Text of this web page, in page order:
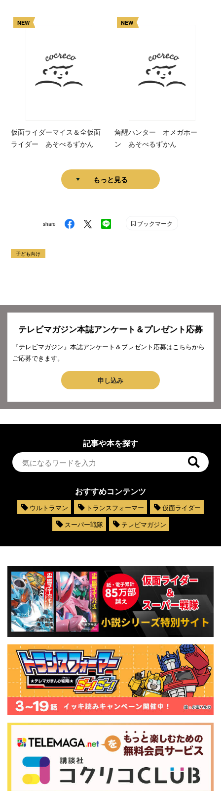
NEW
仮面ライダーマイス＆全仮面
ライダー あそべるずかん
NEW
角醒ハンター オメガホー
ン あそべるずかん
もっと見る
share ブックマーク
子ども向け
テレビマガジン本誌アンケート＆プレゼント応募
『テレビマガジン』本誌アンケート＆プレゼント応募はこちらから
ご応募できます。
申し込み
記事や本を探す
おすすめコンテンツ
ウルトラマン トランスフォーマー
仮面ライダー
スーパー戦隊
テレビマガジン